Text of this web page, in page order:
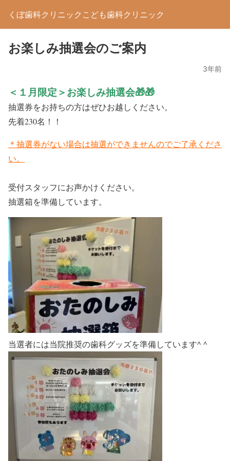
くぼ歯科クリニックこども歯科クリニック
お楽しみ抽選会のご案内
3年前
＜１月限定＞お楽しみ抽選会🎁🎁
抽選券をお持ちの方はぜひお越しください。
先着230名！！
＊抽選券がない場合は抽選ができませんのでご了承くださ
い。
受付スタッフにお声かけください。
抽選箱を準備しています。
当選者には当院推奨の歯科グッズを準備しています^ ^